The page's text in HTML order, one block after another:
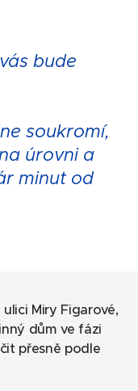
bude
soukromí,
úrovni a
minut od
Miry Figarové,
dům ve fázi
přesně podle